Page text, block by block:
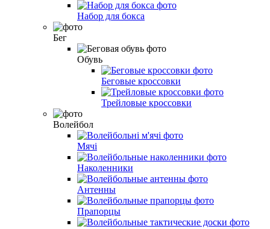
Набор для бокса
Бег
Обувь
Беговые кроссовки
Трейловые кроссовки
Волейбол
Мячі
Наколенники
Антенны
Прапорцы